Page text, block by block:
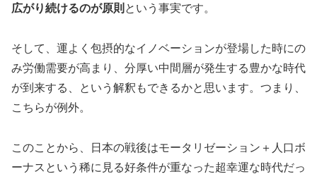
広がり続けるのが原則 という事実です。
そして、運よく包摂的なイノベーションが登場した時にの
み労働需要が高まり、分厚い中間層が発生する豊かな時代
が到来する、という解釈もできるかと思います。つまり、
こちらが例外。
このことから、日本の戦後はモータリゼーション＋人口ボ
ーナスという稀に見る好条件が重なった超幸運な時代だっ